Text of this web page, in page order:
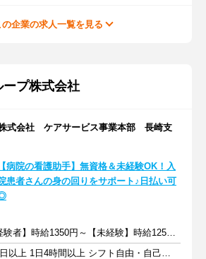
の企業の求人一覧を見る
プ株式会社
式会社 ケアサービス事業本部 長崎支
【病院の看護助手】無資格＆未経験OK！入
患者さんの身の回りをサポート♪日払い可
【経験者】時給1350円～【未経験】時給1250円～ ※交通費全額
週2日以上 1日4時間以上 シフト自由・自己申告